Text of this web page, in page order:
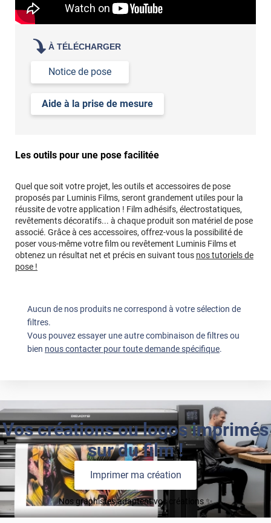
À TÉLÉCHARGER
Notice de pose
Aide à la prise de mesure
Les outils pour une pose facilitée
Quel que soit votre projet, les outils et accessoires de pose
proposés par Luminis Films, seront grandement utiles pour la
réussite de votre application ! Film adhésifs, électrostatiques,
revêtements décoratifs... à chaque produit son matériel de pose
associé. Grâce à ces accessoires, offrez-vous la possibilité de
poser vous-même votre film ou revêtement Luminis Films et
obtenez un résultat net et précis en suivant tous nos tutoriels de
pose !
Aucun de nos produits ne correspond à votre sélection de
filtres.
Vous pouvez essayer une autre combinaison de filtres ou
bien nous contacter pour toute demande spécifique.
Vos créations ou logos imprimés
sur du film !
Imprimer ma création
Nos graphistes adaptent vos créations ✨